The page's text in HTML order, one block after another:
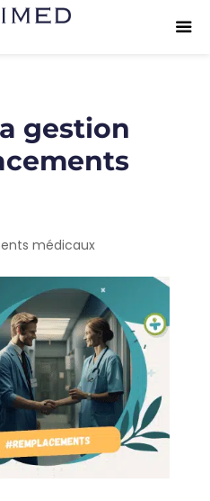
gestion
médicaux